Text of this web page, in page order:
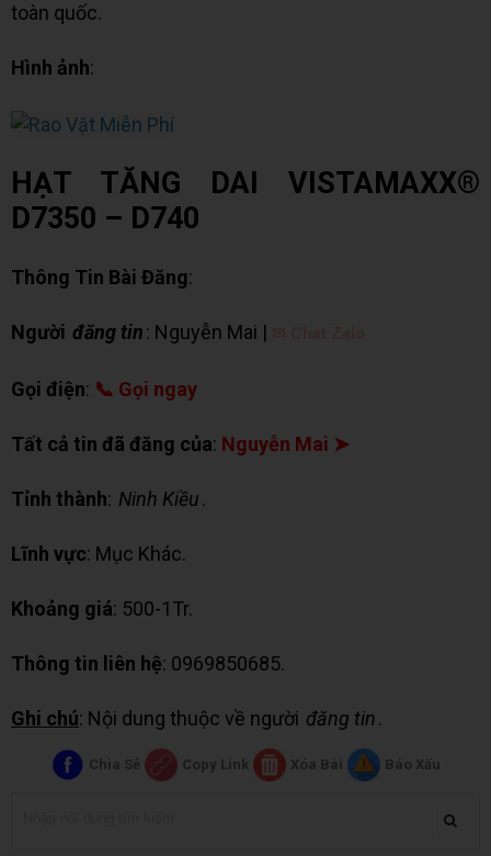
toàn quốc.
Hình ảnh:
HẠT TĂNG DAI VISTAMAXX®
D7350 – D740
Thông Tin Bài Đăng:
Người đăng tin: Nguyễn Mai |
Gọi điện: 📞 Gọi ngay
Tất cả tin đã đăng của: Nguyễn Mai ➤
Tỉnh thành: Ninh Kiều.
Lĩnh vực: Mục Khác.
Khoảng giá: 500-1Tr.
Thông tin liên hệ: 0969850685.
Ghi chú: Nội dung thuộc về người đăng tin.
Chia Sẻ Copy Link Xóa Bài Báo Xấu